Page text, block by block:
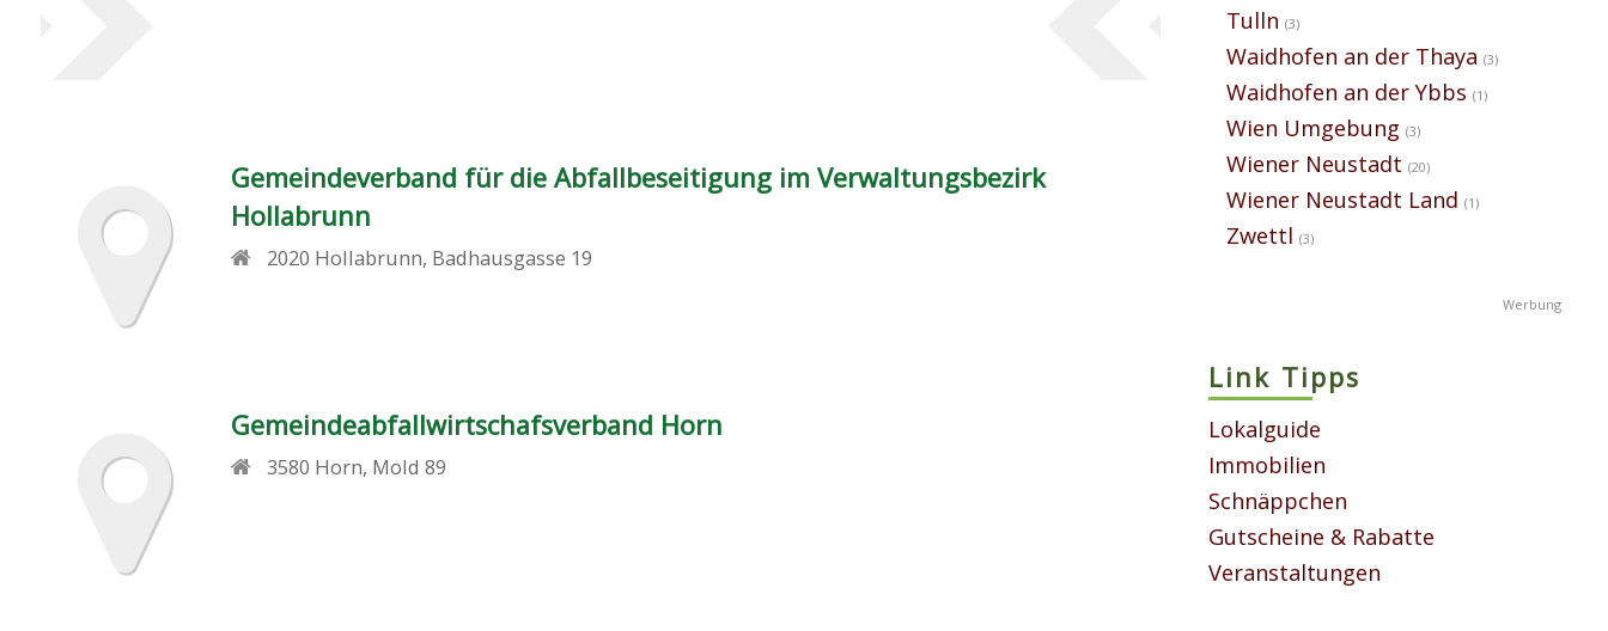
Gemeindeverband für die Abfallbeseitigung im Verwaltungsbezirk
Hollabrunn
2020 Hollabrunn, Badhausgasse 19
Gemeindeabfallwirtschafsverband Horn
3580 Horn, Mold 89
Tulln (3)
Waidhofen an der Thaya (3)
Waidhofen an der Ybbs (1)
Wien Umgebung (3)
Wiener Neustadt (20)
Wiener Neustadt Land (1)
Zwettl (3)
Link Tipps
Lokalguide
Immobilien
Schnäppchen
Gutscheine & Rabatte
Veranstaltungen